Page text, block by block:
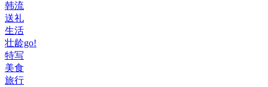
韩流
送礼
生活
壮龄go!
特写
美食
旅行